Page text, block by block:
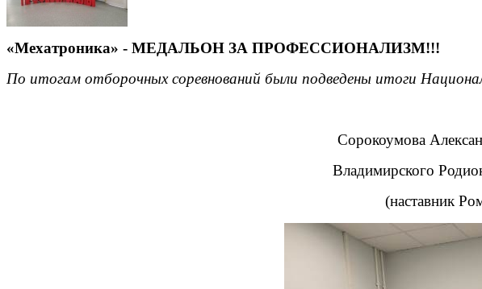
«Мехатроника» - МЕДАЛЬОН ЗА ПРОФЕССИОНАЛИЗМ!!!
По итогам отборочных соревнований были подведены итоги
Сорокоумова
Владимирского
(наставник